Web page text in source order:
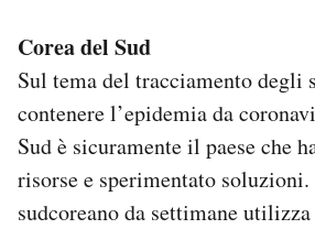
Corea del Sud
Sul tema del tracciamento degli
contenere l’epidemia da
Sud è sicuramente il paese che
risorse e sperimentato
sudcoreano da settimane